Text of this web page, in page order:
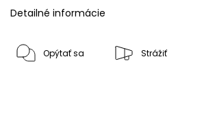
Detailné informácie
Opýtať sa Strážiť